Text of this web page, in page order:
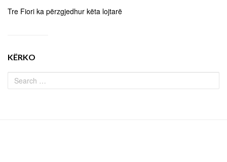
Tre Fiori ka përzgjedhur këta lojtarë
KËRKO